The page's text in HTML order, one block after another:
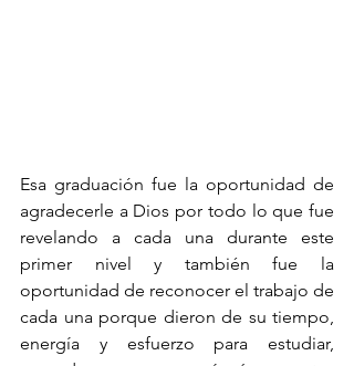
Esa graduación fue la oportunidad de
agradecerle a Dios por todo lo que fue
revelando a cada una durante este
primer nivel y también fue la
oportunidad de reconocer el trabajo de
cada una porque dieron de su tiempo,
energía y esfuerzo para estudiar,